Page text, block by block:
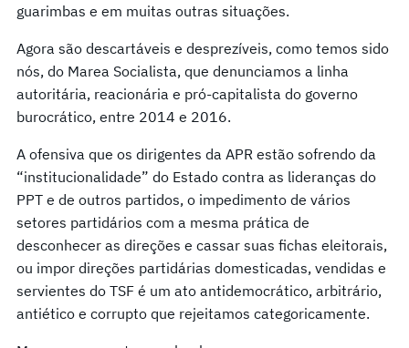
guarimbas e em muitas outras situações.
Agora são descartáveis ​​e desprezíveis, como temos sido
nós, do Marea Socialista, que denunciamos a linha
autoritária, reacionária e pró-capitalista do governo
burocrático, entre 2014 e 2016.
A ofensiva que os dirigentes da APR estão sofrendo da
“institucionalidade” do Estado contra as lideranças do
PPT e de outros partidos, o impedimento de vários
setores partidários com a mesma prática de
desconhecer as direções e cassar suas fichas eleitorais,
ou impor direções partidárias domesticadas, vendidas e
servientes do TSF é um ato antidemocrático, arbitrário,
antiético e corrupto que rejeitamos categoricamente.